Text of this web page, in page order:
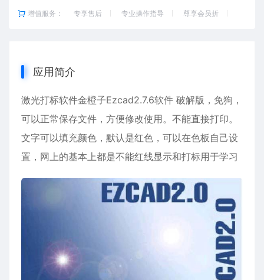
增值服务： 专享售后 专业操作指导 尊享会员折
应用简介
激光打标软件金橙子Ezcad2.7.6软件 破解版，免狗，
可以正常保存文件，方便修改使用。不能直接打印。
文字可以填充颜色，默认是红色，可以在色板自己设
置，网上的基本上都是不能红线显示和打标用于学习